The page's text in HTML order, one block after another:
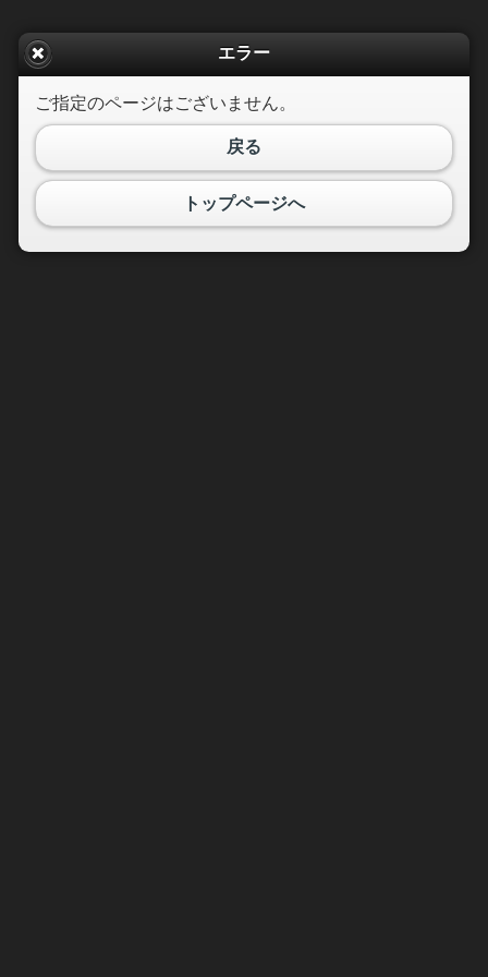
エラー
ご指定のページはございません。
戻る
トップページへ